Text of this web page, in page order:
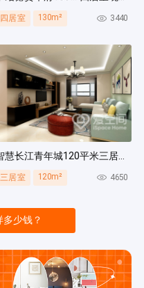
四居室 130m² 3440
智慧长江青年城120平米三居室现代风装修案例
三居室 120m² 4650
少钱？